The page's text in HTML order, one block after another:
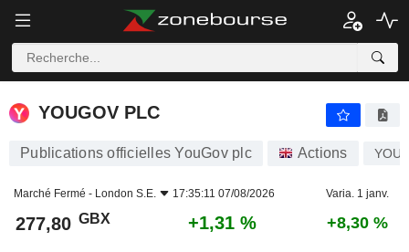
YOUGOV PLC
YOUGOV PLC
Publications officielles YouGov plc Actions YOU
Marché Fermé - London S.E. 17:35:11 07/08/2026 Varia. 1 janv.
277,80 GBX +1,31 % +8,30 %